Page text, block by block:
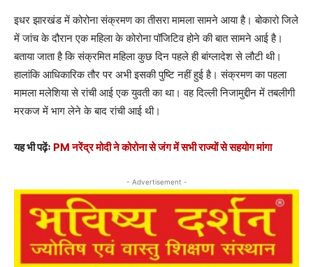
इधर झारखंड में कोरोना संक्रमण का तीसरा मामला सामने आया है। बोकारो जिले
में जांच के दौरान एक महिला के कोरोना पॉजिटिव होने की बात सामने आई है।
बताया जाता है कि संक्रमित महिला कुछ दिन पहले ही बांग्लादेश से लौटी थी।
हालांकि आधिकारिक तौर पर अभी इसकी पुष्टि नहीं हुई है। संक्रमण का पहला
मामला मलेशिया से रांची आई एक युवती का था। वह दिल्ली निजामुद्दीन में तबलीगी
मरकज में भाग लेने के बाद रांची आई थी।
यह भी पढ़ेंः PM नरेंद्र मोदी ने कोरोना से जंग में सभी राज्यों से सहयोग मांगा
- Advertisement -